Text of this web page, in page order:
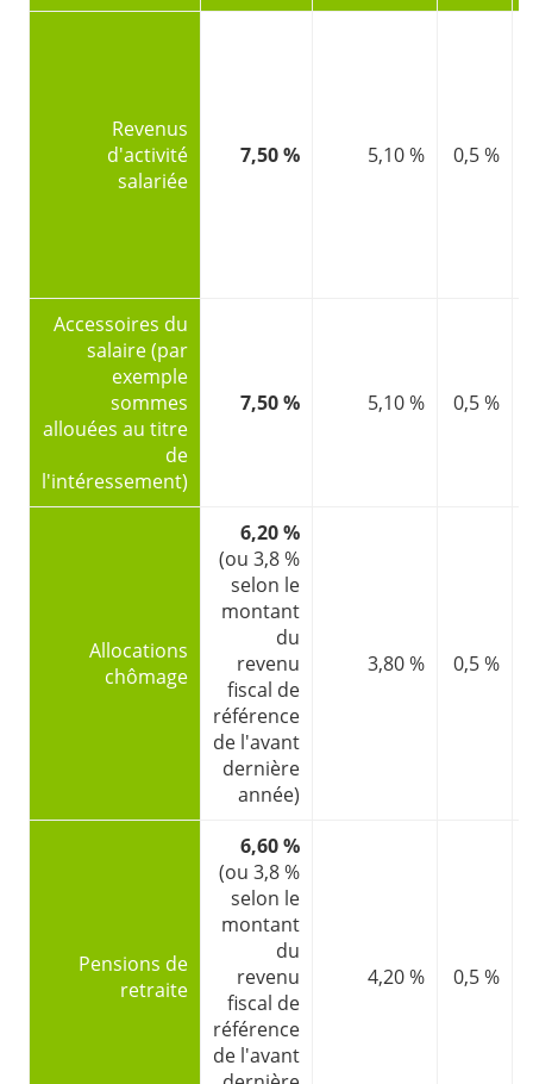
Revenus
d'activité
salariée
7,50 % 5,10 % 0,5 %
Accessoires du
salaire (par
exemple
sommes
allouées au titre
de
l'intéressement)
7,50 % 5,10 % 0,5 %
Allocations
chômage
6,20 %
(ou 3,8 %
selon le
montant
du
revenu
fiscal de
référence
de l'avant
dernière
année)
3,80 % 0,5 %
Pensions de
retraite
6,60 %
(ou 3,8 %
selon le
montant
du
revenu
fiscal de
référence
de l'avant
4,20 % 0,5 %